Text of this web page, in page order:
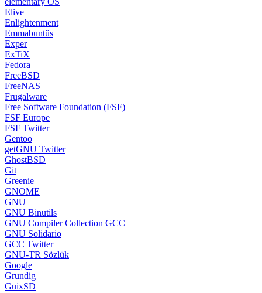
Elive
Enlightenment
Emmabuntüs
Exper
ExTiX
Fedora
FreeBSD
FreeNAS
Frugalware
Free Software Foundation (FSF)
FSF Europe
FSF Twitter
Gentoo
getGNU Twitter
GhostBSD
Git
Greenie
GNOME
GNU
GNU Binutils
GNU Compiler Collection GCC
GNU Solidario
GCC Twitter
GNU-TR Sözlük
Google
Grundig
GuixSD